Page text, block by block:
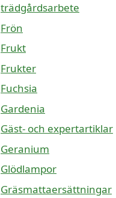
trädgårdsarbete
Frön
Frukt
Frukter
Fuchsia
Gardenia
Gäst- och expertartiklar
Geranium
Glödlampor
Gräsmattaersättningar